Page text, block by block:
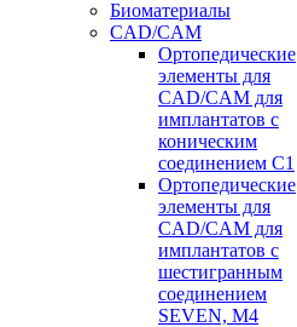
Биоматериалы
CAD/CAM
Ортопедические
элементы для
CAD/CAM для
имплантатов с
коническим
соединением С1
Ортопедические
элементы для
CAD/CAM для
имплантатов с
шестигранным
соединением
SEVEN, М4